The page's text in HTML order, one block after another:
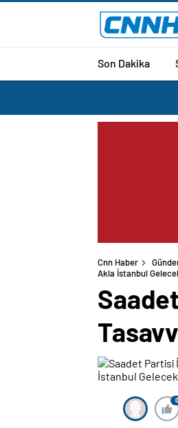
Son Dakika
Cnn Haber
Akla İstanbul
0